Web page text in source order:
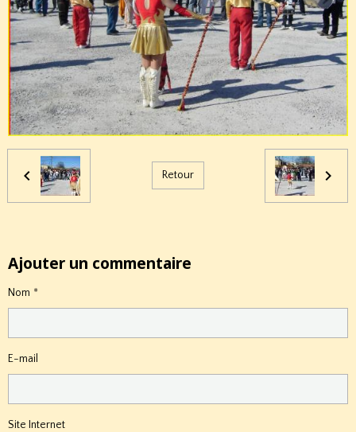
Retour
Ajouter un commentaire
Nom
E-mail
Site Internet